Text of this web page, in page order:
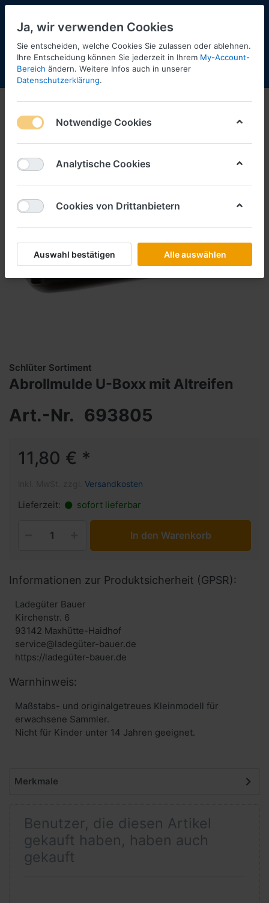
Menü Anmelden Shopaktualisierung
Schlüter Sortiment
Abrollmulde U-Boxx mit Altreifen
Art.-Nr. 693805
11,80 € *
Versandkosten
Lieferzeit: sofort lieferbar
In den Warenkorb
Informationen zur Produktsicherheit (GPSR):
Ladegüter Bauer
Kirchenstr. 6
93142 Maxhütte-Haidhof
service@ladegüter-bauer.de
https://ladegüter-bauer.de
Warnhinweis:
Maßstabs- und originalgetreues Kleinmodell für
erwachsene Sammler.
Nicht für Kinder unter 14 Jahren geeignet.
Merkmale
Benutzer, die diesen Artikel
gekauft haben, haben auch
gekauft
Ja, wir verwenden Cookies
Sie entscheiden, welche Cookies Sie zulassen oder ablehnen.
Ihre Entscheidung können Sie jederzeit in Ihrem My-Account-
Bereich ändern. Weitere Infos auch in unserer
Datenschutzerklärung.
Notwendige Cookies
Analytische Cookies
Cookies von Drittanbietern
Auswahl bestätigen Alle auswählen